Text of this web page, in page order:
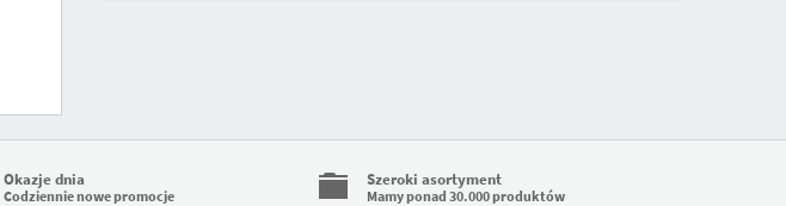
Okazje dnia
Codziennie nowe promocje
Szeroki asortyment
Mamy ponad 30.000 produktów